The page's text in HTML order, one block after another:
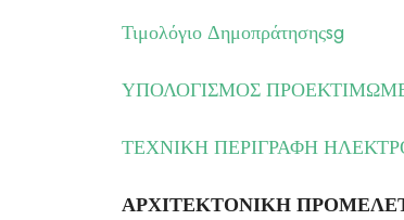
Τιμολόγιο Δημοπράτησηςsg
ΥΠΟΛΟΓΙΣΜΟΣ
ΤΕΧΝΙΚΗ ΠΕΡΙΓΡΑΦΗ
ΑΡΧΙΤΕΚΤΟΝΙΚΗ